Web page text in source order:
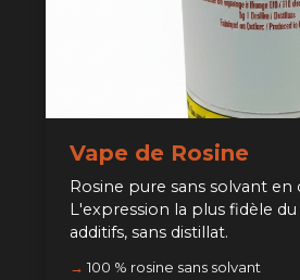
Vape de Rosine
Rosine pure sans solvant en
L'expression la plus fidèle
additifs, sans distillat.
100 % rosine sans solvant